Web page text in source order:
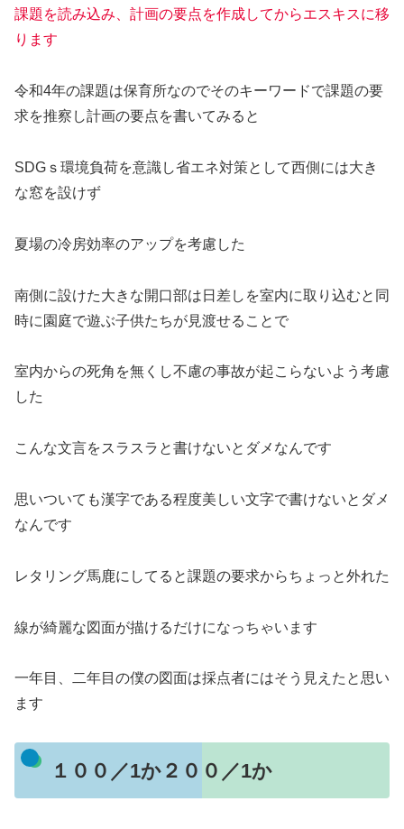
課題を読み込み、計画の要点を作成してからエスキスに移
ります
令和4年の課題は保育所なのでそのキーワードで課題の要
求を推察し計画の要点を書いてみると
SDGｓ環境負荷を意識し省エネ対策として西側には大き
な窓を設けず
夏場の冷房効率のアップを考慮した
南側に設けた大きな開口部は日差しを室内に取り込むと同
時に園庭で遊ぶ子供たちが見渡せることで
室内からの死角を無くし不慮の事故が起こらないよう考慮
した
こんな文言をスラスラと書けないとダメなんです
思いついても漢字である程度美しい文字で書けないとダメ
なんです
レタリング馬鹿にしてると課題の要求からちょっと外れた
線が綺麗な図面が描けるだけになっちゃいます
一年目、二年目の僕の図面は採点者にはそう見えたと思い
ます
１００／1か２００／1か